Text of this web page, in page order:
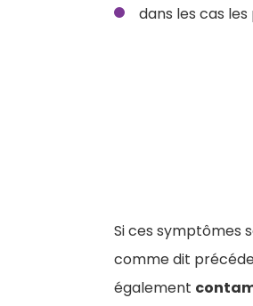
dans les cas
Si ces symptômes
comme dit
également